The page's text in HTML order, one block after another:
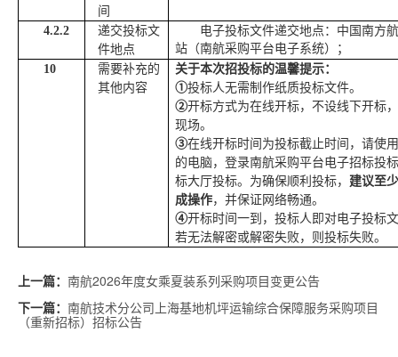
间
4.2.2
递交投标文
件地点
电子投标文件递交地点： 中国南方
站（南航采购平台电子系统）；
10
需要补充的
其他内容
关于本次招投标的温馨提示：
①投标人无需制作纸质投标文件。
②开标方式为在线开标，不设线下开标
现场。
③在线开标时间为投标截止时间，请使
的电脑，登录南航采购平台电子招标投
标大厅投标。为确保顺利投标， 建议至
成操作，并保证网络畅通。
④开标时间一到，投标人即对电子投标
若无法解密或解密失败，则投标失败。
上一篇： 南航2026年度女乘夏装系列采购项目变更公告
下一篇： 南航技术分公司上海基地机坪运输综合保障服务采购项目
（重新招标）招标公告